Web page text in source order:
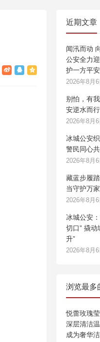
近期文章
闻汛而动
公安全力
护一方平安
2026年8月6
别怕，有
安逆水而
2026年8月6
冰城公安
警民同心
2026年8月6
藏蓝步履
当守护万
2026年8月6
冰城公安
切口” 撬动
升”
2026年8月6
浏览最多
悦蕾玫瑰
深层清洁
成为奢华